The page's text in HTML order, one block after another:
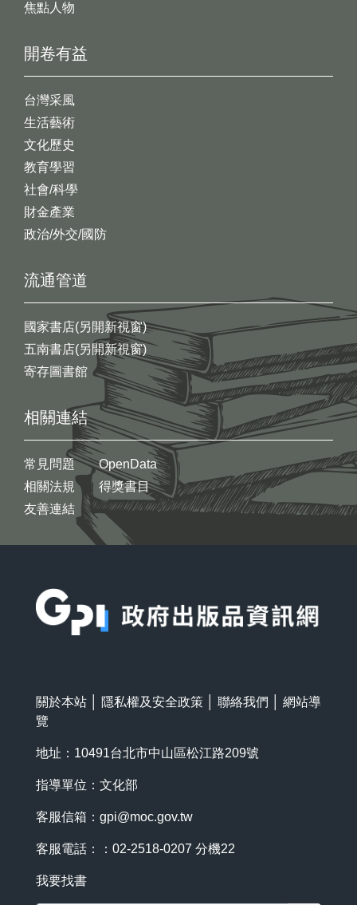
開卷有益
台灣采風
生活藝術
文化歷史
教育學習
社會/科學
財金產業
政治/外交/國防
焦點人物
流通管道
國家書店(另開新視窗)
五南書店(另開新視窗)
寄存圖書館
相關連結
常見問題
相關法規
友善連結
OpenData
得獎書目
關於本站 隱私權及安全政策 聯絡我們
網站導
覽
地址：10491台北市中山區松江路209號
指導單位：文化部
客服信箱： gpi@moc.gov.tw
客服電話：：02-2518-0207 分機22
我要找書